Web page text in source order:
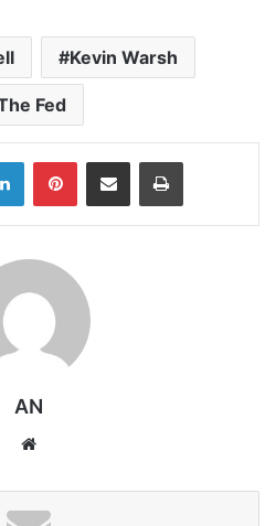
Kevin Warsh
Fed
LinkedInPinterestShare via Email Print
AN